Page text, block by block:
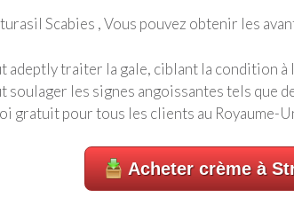
Scabies , Vous pouvez obtenir les
adeptly traiter la gale, ciblant la condition
soulager les signes angoissantes tels que
gratuit pour tous les clients au Royaume-
Acheter crème à